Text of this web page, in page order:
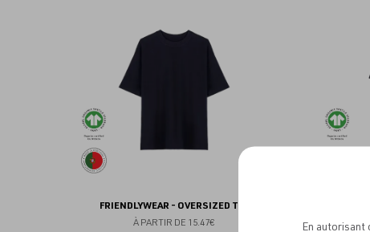
FRIENDLYWEAR - OVERSIZED TEE
À PARTIR DE 15.47€
En